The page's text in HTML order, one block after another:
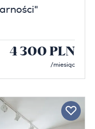
4 300 PLN
/miesiąc